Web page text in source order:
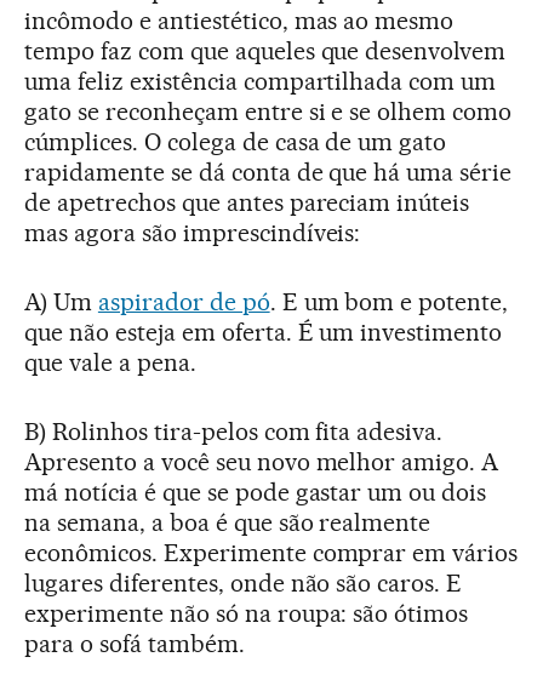
incômodo e antiestético, mas ao mesmo
tempo faz com que aqueles que desenvolvem
uma feliz existência compartilhada com um
gato se reconheçam entre si e se olhem como
cúmplices. O colega de casa de um gato
rapidamente se dá conta de que há uma série
de apetrechos que antes pareciam inúteis
mas agora são imprescindíveis:
A) Um aspirador de pó. E um bom e potente,
que não esteja em oferta. É um investimento
que vale a pena.
B) Rolinhos tira-pelos com fita adesiva.
Apresento a você seu novo melhor amigo. A
má notícia é que se pode gastar um ou dois
na semana, a boa é que são realmente
econômicos. Experimente comprar em vários
lugares diferentes, onde não são caros. E
experimente não só na roupa: são ótimos
para o sofá também.